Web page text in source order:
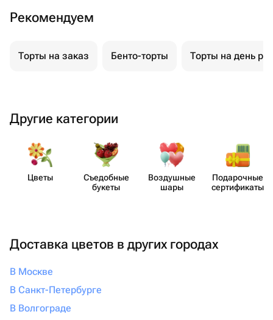
Рекомендуем
Торты на заказ Бенто-торты Торты на день
Другие категории
Цветы
Съедобные
букеты
Воздушные
шары
Пода​рочные
серти​фикаты
Доставка цветов в других городах
В Москве
В Санкт-Петербурге
В Волгограде